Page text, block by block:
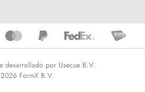
desarrollado por Usecue B.V.
FormX B.V.